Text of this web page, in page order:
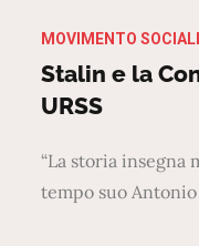
MOVIMENTO
Stalin e la
URSS
“La storia insegna
tempo suo